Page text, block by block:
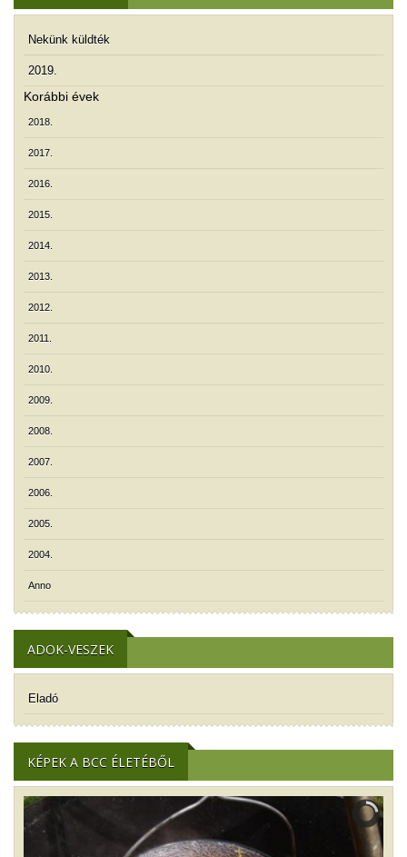
Nekünk küldték
2019.
Korábbi évek
2018.
2017.
2016.
2015.
2014.
2013.
2012.
2011.
2010.
2009.
2008.
2007.
2006.
2005.
2004.
Anno
ADOK-VESZEK
Eladó
KÉPEK A BCC ÉLETÉBŐL